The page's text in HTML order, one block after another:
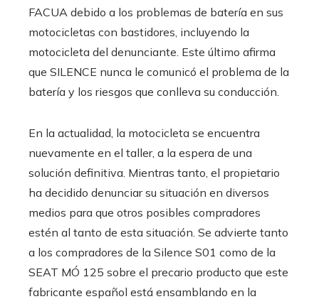
FACUA debido a los problemas de batería en sus
motocicletas con bastidores, incluyendo la
motocicleta del denunciante. Este último afirma
que SILENCE nunca le comunicó el problema de la
batería y los riesgos que conlleva su conducción.
En la actualidad, la motocicleta se encuentra
nuevamente en el taller, a la espera de una
solución definitiva. Mientras tanto, el propietario
ha decidido denunciar su situación en diversos
medios para que otros posibles compradores
estén al tanto de esta situación. Se advierte tanto
a los compradores de la Silence S01 como de la
SEAT MÓ 125 sobre el precario producto que este
fabricante español está ensamblando en la